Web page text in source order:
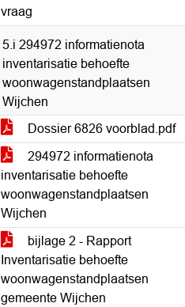
vraag
5.i 294972 informatienota
inventarisatie behoefte
woonwagenstandplaatsen
Wijchen
Dossier 6826 voorblad.pdf
294972 informatienota
inventarisatie behoefte
woonwagenstandplaatsen
Wijchen
bijlage 2 - Rapport
Inventarisatie behoefte
woonwagenstandplaatsen
gemeente Wijchen